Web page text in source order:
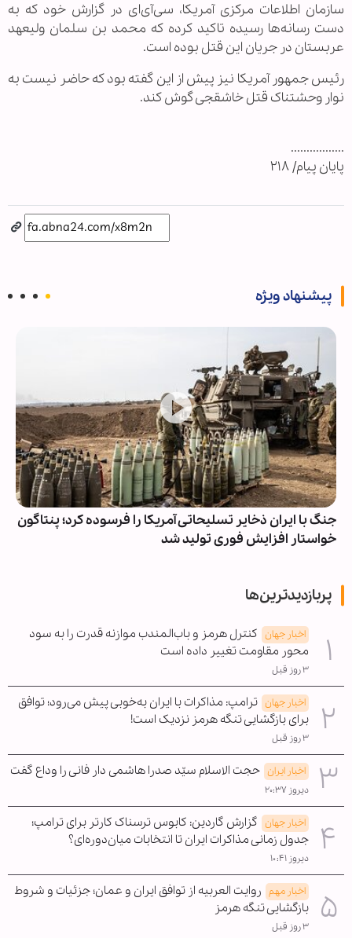
سازمان اطلاعات مرکزی آمریکا، سی‌آی‌ای در گزارش خود که به
دست رسانه‌‌ها رسیده تاکید کرده که محمد بن سلمان ولیعهد
عربستان در جریان این قتل بوده است.
رئیس جمهور آمریکا نیز پیش از این گفته بود که حاضر نیست به
نوار وحشتناک قتل خاشقجی گوش کند.
.................
پایان پیام/ ۲۱۸
پیشنهاد ویژه
جنگ با ایران ذخایر تسلیحاتی آمریکا را فرسوده کرد؛ پنتاگون
خواستار افزایش فوری تولید شد
پربازدیدترین‌ها
اخبار جهان کنترل هرمز و باب‌المندب موازنه قدرت را به سود
محور مقاومت تغییر داده است
۳ روز قبل
اخبار جهان ترامپ: مذاکرات با ایران به‌خوبی پیش می‌رود؛ توافق
برای بازگشایی تنگه هرمز نزدیک است!
۳ روز قبل
اخبار ایران حجت الاسلام سیّد صدرا هاشمی دار فانی را وداع گفت
دیروز ۲۰:۳۷
اخبار جهان گزارش گاردین: کابوس ترسناک کارتر برای ترامپ؛
جدول زمانی مذاکرات ایران تا انتخابات میان‌دوره‌ای؟
دیروز ۱۰:۴۱
اخبار مهم روایت العربیه از توافق ایران و عمان؛ جزئیات و شروط
بازگشایی تنگه هرمز
۳ روز قبل